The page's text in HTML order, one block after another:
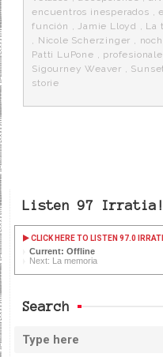
encuentros inesperados ,
función ,Jamie Lloyd , La
, Nicole Scherzinger ,
Patti LuPone ,
Sigourney Weaver ,
storie
Listen 97 Irratia!
CLICK HERE TO LISTEN 97.0
Current: Offline
Next: La memoria
Search